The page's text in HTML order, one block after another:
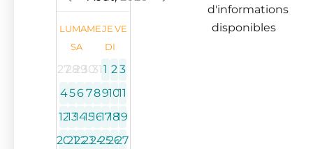
LUMAMEJE VE
SA
DI
27282930311 23
4567891011
1213141516171819
2021222324252627
d'informations
disponibles